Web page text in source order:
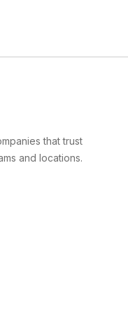
that trust
and locations.